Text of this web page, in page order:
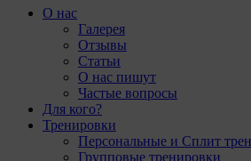
О нас
Галерея
Отзывы
Статьи
О нас пишут
Частые вопросы
Для кого?
Тренировки
Персональные и Сплит
Групповые тренировки